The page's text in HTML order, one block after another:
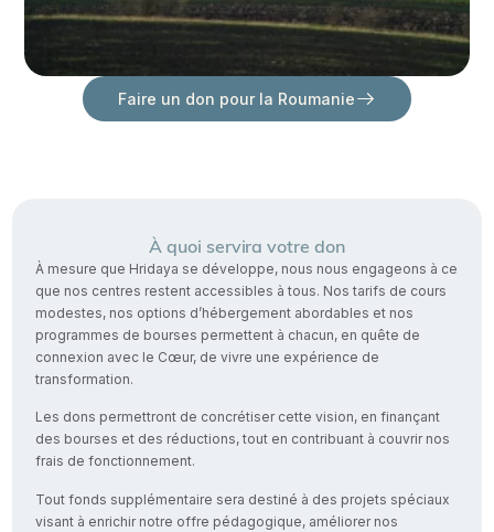
Faire un don pour la Roumanie
À quoi servira votre don
À mesure que Hridaya se développe, nous nous engageons à ce
que nos centres restent accessibles à tous. Nos tarifs de cours
modestes, nos options d’hébergement abordables et nos
programmes de bourses permettent à chacun, en quête de
connexion avec le Cœur, de vivre une expérience de
transformation.
Les dons permettront de concrétiser cette vision, en finançant
des bourses et des réductions, tout en contribuant à couvrir nos
frais de fonctionnement.
Tout fonds supplémentaire sera destiné à des projets spéciaux
visant à enrichir notre offre pédagogique, améliorer nos